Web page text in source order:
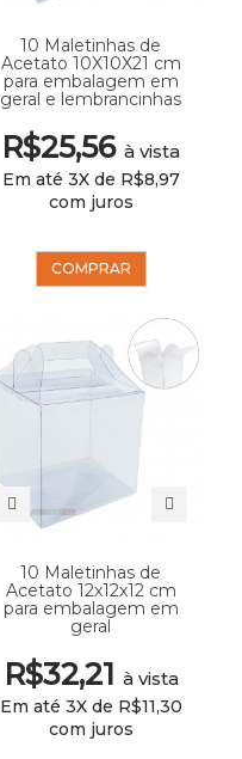
10 Maletinhas de
Acetato 10X10X21 cm
para embalagem em
geral e lembrancinhas
R$25,56 à vista
Em até 3X de R$8,97
com juros
COMPRAR
10 Maletinhas de
Acetato 12x12x12 cm
para embalagem em
geral
R$32,21 à vista
Em até 3X de R$11,30
com juros